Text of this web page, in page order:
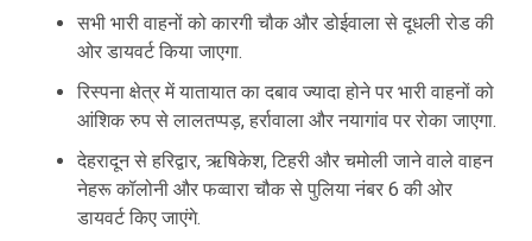
सभी भारी वाहनों को कारगी चौक और डोईवाला से दूधली रोड की
ओर डायवर्ट किया जाएगा.
रिस्पना क्षेत्र में यातायात का दबाव ज्यादा होने पर भारी वाहनों को
आंशिक रुप से लालतप्पड़, हर्रावाला और नयागांव पर रोका जाएगा.
देहरादून से हरिद्वार, ऋषिकेश, टिहरी और चमोली जाने वाले वाहन
नेहरू कॉलोनी और फव्वारा चौक से पुलिया नंबर 6 की ओर
डायवर्ट किए जाएंगे.